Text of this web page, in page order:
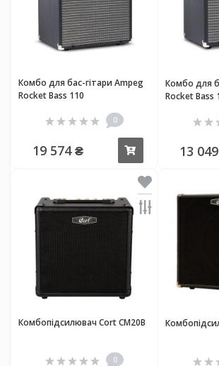
Комбо для бас-гітари Ampeg
Rocket Bass 110
0
19 574 ₴
Комбо для
Rocket Bass
13
Комбопідсилювач Cort CM20B
0